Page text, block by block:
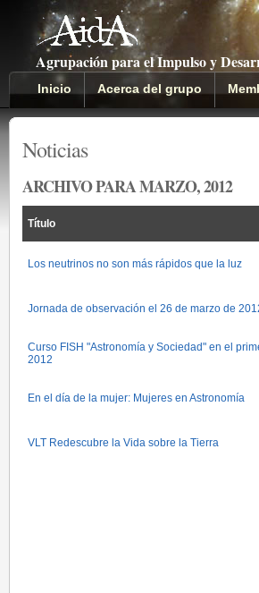
Agrupación para el Impulso y
Inicio Acerca del grupo
Noticias
ARCHIVO PARA MARZO, 2012
Título
Los neutrinos no son más rápidos que la luz
Jornada de observación el 26 de marzo de
Curso FISH "Astronomía y Sociedad" en el
2012
En el día de la mujer: Mujeres en Astronomía
VLT Redescubre la Vida sobre la Tierra